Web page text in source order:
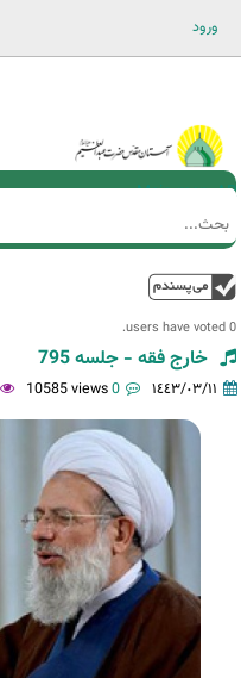
ورود
Main men-AR
استمارة
‏
0 users have voted.
خارج فقه - جلسه 795
١٤٤٣/٠٣/١١ 0 comments
10585 views